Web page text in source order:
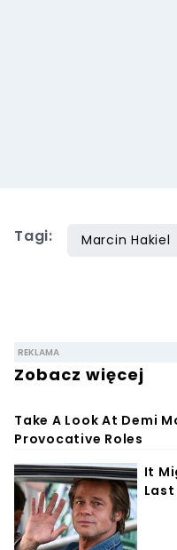
Tagi: Marcin Hakiel